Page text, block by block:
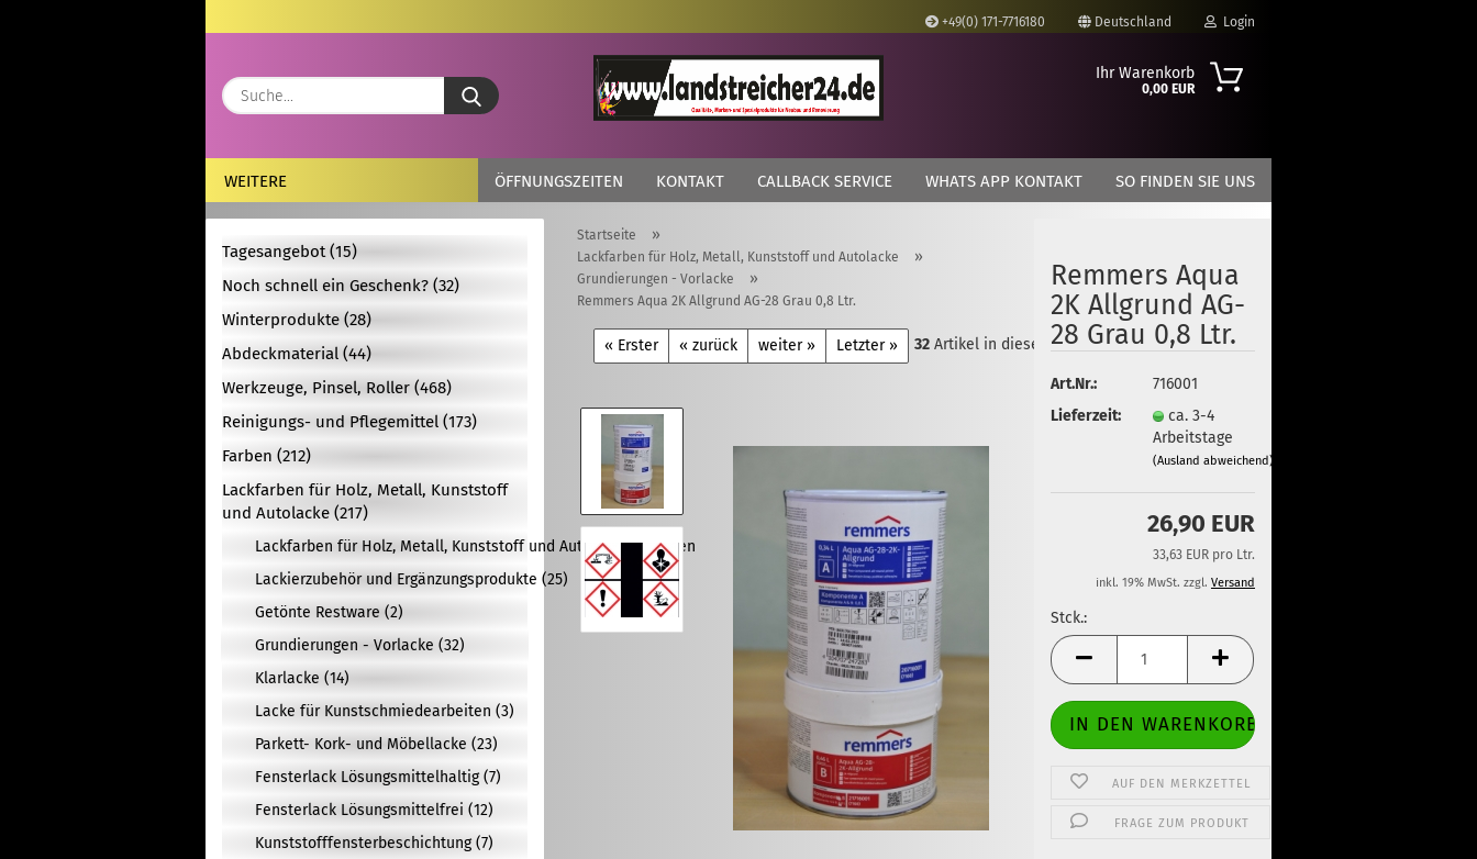
+49(0) 171-7716180 Deutschland
Lieferland
Login
Passwort
Konto erstellen
Passwort vergessen?
Suche...
Ihr Warenkorb
0,00 EUR
ÖFFNUNGSZEITEN KONTAKT CALLBACK SERVICE WHATS APP KONTAKT SO FINDEN SIE UNS
WEITERE
Startseite »
Lackfarben für Holz, Metall, Kunststoff und Autolacke »
Grundierungen - Vorlacke »
Remmers Aqua 2K Allgrund AG-28 Grau 0,8 Ltr.
« Erster « zurück weiter » Letzter » 32 Artikel in dieser Kategorie
Remmers Aqua
2K Allgrund AG-
28 Grau 0,8 Ltr.
Art.Nr.:
716001
Lieferzeit:
ca. 3-4
Arbeitstage
(Ausland abweichend)
26,90 EUR
33,63 EUR pro Ltr.
inkl. 19% MwSt. zzgl. Versand
Stck.:
Stck.
AUF DEN MERKZETTEL
FRAGE ZUM PRODUKT
Tagesangebot (15)
Noch schnell ein Geschenk? (32)
Winterprodukte (28)
Abdeckmaterial (44)
Werkzeuge, Pinsel, Roller (468)
Reinigungs- und Pflegemittel (173)
Farben (212)
Lackfarben für Holz, Metall, Kunststoff
und Autolacke (217)
Lackfarben für Holz, Metall, Kunststoff und Autolacke anzeigen
Lackierzubehör und Ergänzungsprodukte (25)
Getönte Restware (2)
Grundierungen - Vorlacke (32)
Klarlacke (14)
Lacke für Kunstschmiedearbeiten (3)
Parkett- Kork- und Möbellacke (23)
Fensterlack Lösungsmittelhaltig (7)
Fensterlack Lösungsmittelfrei (12)
Kunststofffensterbeschichtung (7)